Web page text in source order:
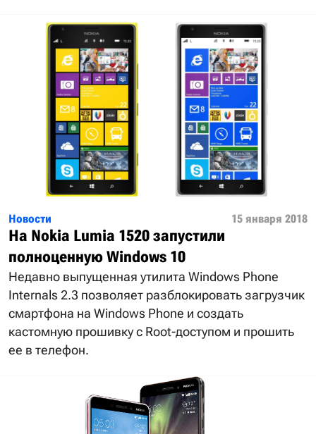
Новости 15 января 2018
На Nokia Lumia 1520 запустили
полноценную Windows 10
Недавно выпущенная утилита Windows Phone
Internals 2.3 позволяет разблокировать загрузчик
смартфона на Windows Phone и создать
кастомную прошивку с Root-доступом и прошить
ее в телефон.